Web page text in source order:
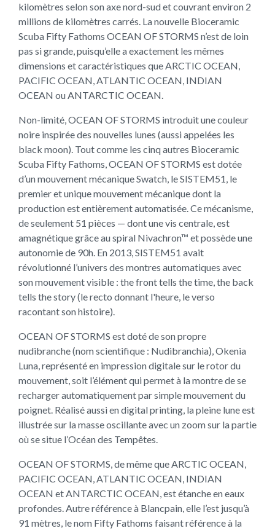
kilomètres selon son axe nord-sud et couvrant environ 2
millions de kilomètres carrés. La nouvelle Bioceramic
Scuba Fifty Fathoms OCEAN OF STORMS n’est de loin
pas si grande, puisqu’elle a exactement les mêmes
dimensions et caractéristiques que ARCTIC OCEAN,
PACIFIC OCEAN, ATLANTIC OCEAN, INDIAN
OCEAN ou ANTARCTIC OCEAN.
Non-limité, OCEAN OF STORMS introduit une couleur
noire inspirée des nouvelles lunes (aussi appelées les
black moon). Tout comme les cinq autres Bioceramic
Scuba Fifty Fathoms, OCEAN OF STORMS est dotée
d’un mouvement mécanique Swatch, le SISTEM51, le
premier et unique mouvement mécanique dont la
production est entièrement automatisée. Ce mécanisme,
de seulement 51 pièces — dont une vis centrale, est
amagnétique grâce au spiral Nivachron™ et possède une
autonomie de 90h. En 2013, SISTEM51 avait
révolutionné l’univers des montres automatiques avec
son mouvement visible : the front tells the time, the back
tells the story (le recto donnant l'heure, le verso
racontant son histoire).
OCEAN OF STORMS est doté de son propre
nudibranche (nom scientifique : Nudibranchia), Okenia
Luna, représenté en impression digitale sur le rotor du
mouvement, soit l’élément qui permet à la montre de se
recharger automatiquement par simple mouvement du
poignet. Réalisé aussi en digital printing, la pleine lune est
illustrée sur la masse oscillante avec un zoom sur la partie
où se situe l’Océan des Tempêtes.
OCEAN OF STORMS, de même que ARCTIC OCEAN,
PACIFIC OCEAN, ATLANTIC OCEAN, INDIAN
OCEAN et ANTARCTIC OCEAN, est étanche en eaux
profondes. Autre référence à Blancpain, elle l’est jusqu’à
91 mètres, le nom Fifty Fathoms faisant référence à la